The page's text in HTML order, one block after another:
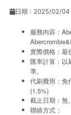
聯絡方式
日期 : 2025/02/04
服務內容：
實際價格：最
匯率計算：以
準。
代刷費用：免
(1.5%)
截止日期：無
聯絡方式：